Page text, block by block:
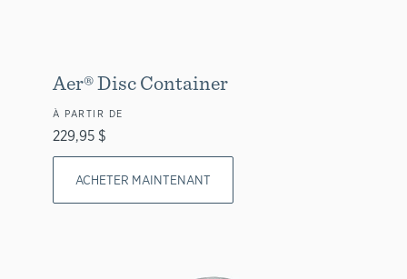
Aer® Disc Container
À PARTIR DE
229,95 $
ACHETER MAINTENANT